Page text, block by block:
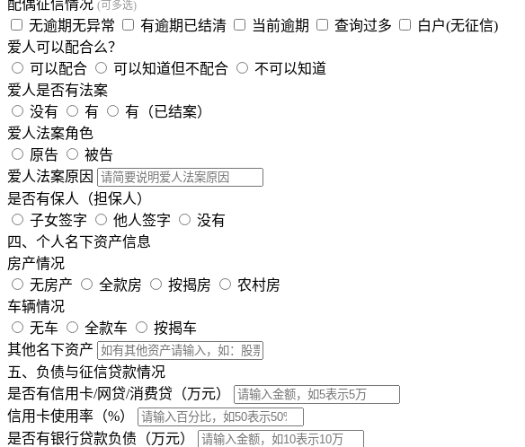
配偶征信情况 (可多选)
无逾期无异常 有逾期已结清 当前逾期 查询过多
白户(无征信)
爱人可以配合么？
可以配合
可以知道但不配合
不可以知道
爱人是否有法案
没有
有
有（已结案）
爱人法案角色
原告
被告
爱人法案原因
是否有保人（担保人）
子女签字
他人签字
没有
四、个人名下资产信息
房产情况
无房产
全款房 按揭房
农村房
车辆情况
无车
全款车
按揭车
其他名下资产
五、负债与征信贷款情况
是否有信用卡/网贷/消费贷（万元）
信用卡使用率（%）
是否有银行贷款负债（万元）